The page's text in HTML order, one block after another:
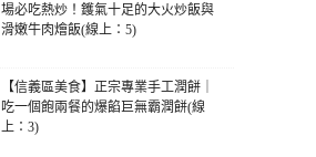
場必吃熱炒！鑊氣十足的大火炒飯與
滑嫩牛肉燴飯(線上：5)
【信義區美食】正宗專業手工潤餅｜
吃一個飽兩餐的爆餡巨無霸潤餅(線
上：3)